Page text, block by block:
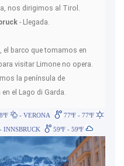
nos dirigimos al Tirol.
- Llegada.
el barco que tomamos en
visitar Limone no opera.
la península de
el Lago di Garda.
- VERONA
77ºF - 77ºF
INNSBRUCK
59ºF - 59ºF